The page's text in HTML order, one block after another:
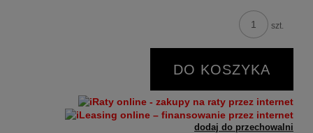
szt.
DO KOSZYKA
dodaj do przechowalni